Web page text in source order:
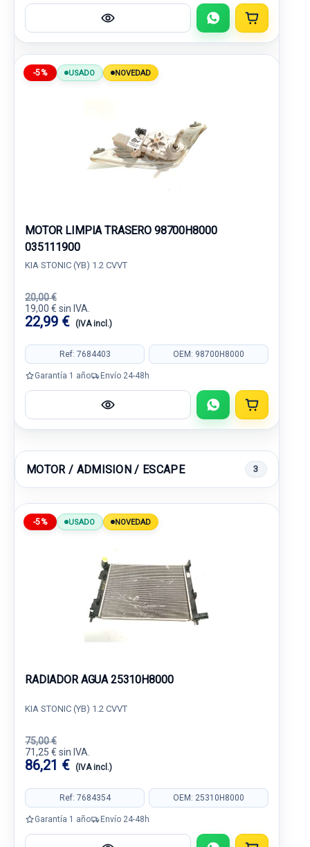
-5% USADO NOVEDAD
MOTOR LIMPIA TRASERO 98700H8000
035111900
KIA STONIC (YB) 1.2 CVVT
20,00 €
19,00 € sin IVA.
22,99 € (IVA incl.)
Ref: 7684403 OEM: 98700H8000
Garantía 1 año Envío 24-48h
MOTOR / ADMISION / ESCAPE 3
-5% USADO NOVEDAD
RADIADOR AGUA 25310H8000
KIA STONIC (YB) 1.2 CVVT
75,00 €
71,25 € sin IVA.
86,21 € (IVA incl.)
Ref: 7684354 OEM: 25310H8000
Garantía 1 año Envío 24-48h